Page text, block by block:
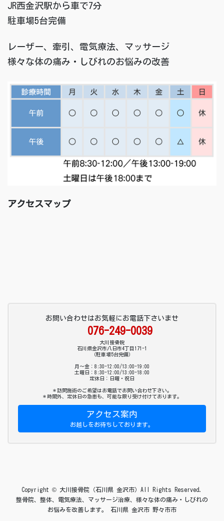
JR西金沢駅から車で7分
駐車場5台完備
レーザー、牽引、電気療法、マッサージ
様々な体の痛み・しびれのお悩みの改善
アクセスマップ
お問い合わせはお気軽にお電話下さいませ
076-249-0039
大川接骨院
石川県金沢市八日市4丁目171-1
（駐車場5台完備）
月～金：8:30-12:00/13:00-19:00
土曜日：8:30-12:00/13:00-18:00
定休日：日曜・祝日
＊訪問施術のご希望はお電話でお問い合わせ下さい。
＊時間外、定休日の急患も、可能な限り受け付けております。
アクセス案内
お越しをお待ちしております。
Copyright © 大川接骨院（石川県 金沢市）All Rights Reserved.
整骨院、整体、電気療法、マッサージ治療、様々な体の痛み・しびれの
お悩みを改善します。 石川県 金沢市 野々市市